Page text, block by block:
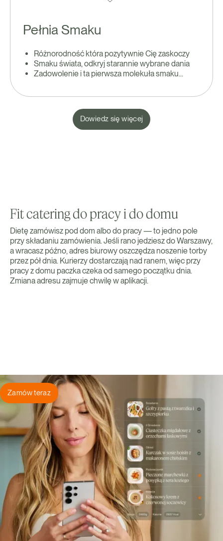
Pełnia Smaku
Różnorodność która pozytywnie Cię zaskoczy
Smaku świata, odkryj starannie wybrane dania
Zadowolenie i ta pierwsza molekuła smaku...
Dowiedz się więcej
Fit catering do pracy i do domu
Dietę zamówisz pod dom albo do pracy — to jedno pole
przy składaniu zamówienia. Jeśli rano jedziesz do Warszawy,
a wracasz późno, adres biurowy oszczędza noszenie torby
przez pół dnia. Kurierzy dostarczają nad ranem, więc przy
pracy z domu paczka czeka od samego początku dnia.
Zmiana adresu zajmuje chwilę w aplikacji.
Zamów teraz